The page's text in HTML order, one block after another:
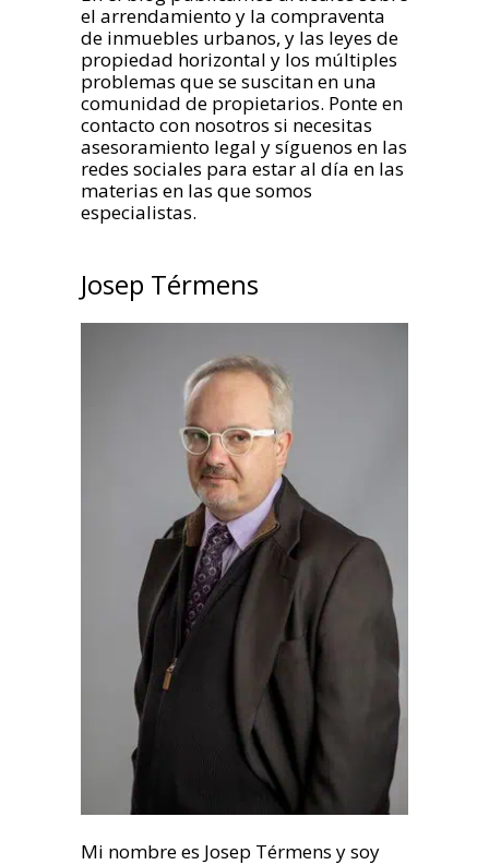
el arrendamiento y la compraventa
de inmuebles urbanos, y las leyes de
propiedad horizontal y los múltiples
problemas que se suscitan en una
comunidad de propietarios. Ponte en
contacto con nosotros si necesitas
asesoramiento legal y síguenos en las
redes sociales para estar al día en las
materias en las que somos
especialistas.
Josep Térmens
Mi nombre es Josep Térmens y soy